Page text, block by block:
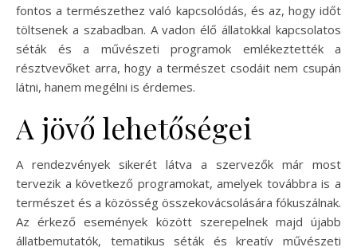
fontos a természethez való kapcsolódás, és az, hogy időt
töltsenek a szabadban. A vadon élő állatokkal kapcsolatos
séták és a művészeti programok emlékeztették a
résztvevőket arra, hogy a természet csodáit nem csupán
látni, hanem megélni is érdemes.
A jövő lehetőségei
A rendezvények sikerét látva a szervezők már most
tervezik a következő programokat, amelyek továbbra is a
természet és a közösség összekovácsolására fókuszálnak.
Az érkező események között szerepelnek majd újabb
állatbemutatók, tematikus séták és kreatív művészeti